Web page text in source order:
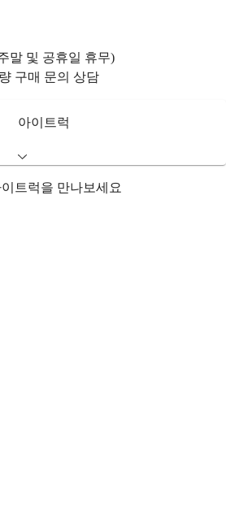
말 및 공휴일 휴무)
구매 문의 상담
아이트럭
트럭을 만나보세요